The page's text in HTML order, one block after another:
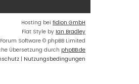
Hosting bei fidion GmbH
Flat Style by Ian Bradley
Software © phpBB Limited
Übersetzung durch phpBB.de
| Nutzungsbedingungen